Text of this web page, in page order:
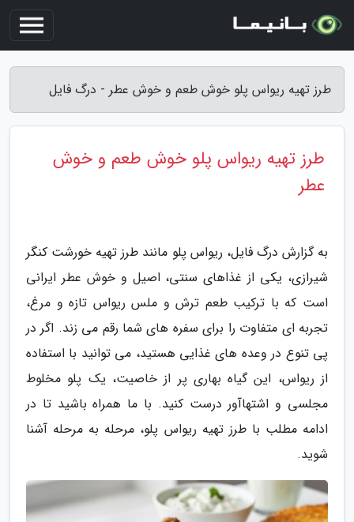
طرز تهیه ریواس پلو خوش طعم و خوش عطر - درگ فایل
طرز تهیه ریواس پلو خوش طعم و خوش
عطر
به گزارش درگ فایل، ریواس پلو مانند طرز تهیه خورشت کنگر
شیرازی، یکی از غذاهای سنتی، اصیل و خوش عطر ایرانی
است که با ترکیب طعم ترش و ملس ریواس تازه و مرغ،
تجربه ای متفاوت را برای سفره های شما رقم می زند. اگر در
پی تنوع در وعده های غذایی هستید، می توانید با استفاده
از ریواس، این گیاه بهاری پر از خاصیت، یک پلو مخلوط
مجلسی و اشتهاآور درست کنید. با ما همراه باشید تا در
ادامه مطلب با طرز تهیه ریواس پلو، مرحله به مرحله آشنا
شوید.